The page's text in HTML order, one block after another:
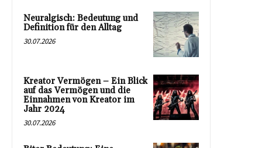
Neuralgisch: Bedeutung und
Definition für den Alltag
30.07.2026
Kreator Vermögen – Ein Blick
auf das Vermögen und die
Einnahmen von Kreator im
Jahr 2024
30.07.2026